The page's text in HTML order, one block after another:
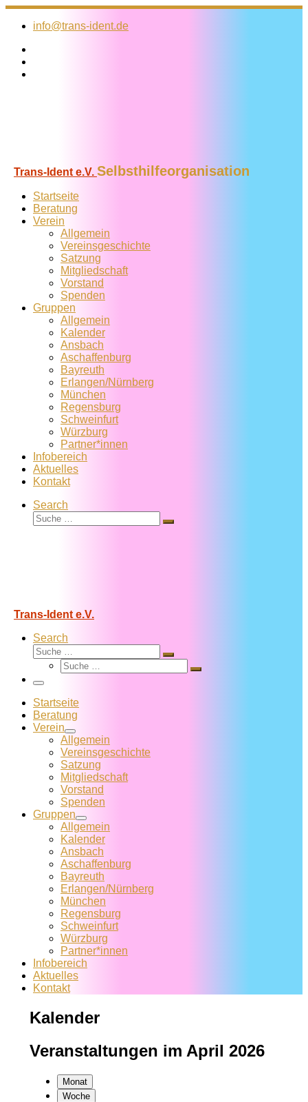
Zum
Inhalt
info@trans-ident.de
Trans-Ident e.V. Selbsthilfeorganisation
Startseite
Beratung
Verein
Allgemein
Vereins­geschichte
Satzung
Mitglied­schaft
Vorstand
Spenden
Gruppen
Allgemein
Kalender
Ansbach
Aschaffenburg
Bayreuth
Erlangen/Nürnberg
München
Regensburg
Schweinfurt
Würzburg
Partner*innen
Infobereich
Aktuelles
Kontakt
Search
Suche
Suche
Trans-Ident e.V.
Search
Suche
Suche
Suche
Suche
Menü
Startseite
Beratung
Verein
Allgemein
Vereins­geschichte
Satzung
Mitglied­schaft
Vorstand
Spenden
Gruppen
Allgemein
Kalender
Ansbach
Aschaffenburg
Bayreuth
Erlangen/Nürnberg
München
Regensburg
Schweinfurt
Würzburg
Partner*innen
Infobereich
Aktuelles
Kontakt
Kalender
Veranstaltungen im April 2026
Monat
Woche